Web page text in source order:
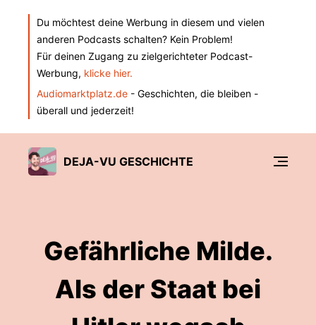
Du möchtest deine Werbung in diesem und vielen
anderen Podcasts schalten? Kein Problem!
Für deinen Zugang zu zielgerichteter Podcast-
Werbung, klicke hier.
Audiomarktplatz.de - Geschichten, die bleiben -
überall und jederzeit!
DEJA-VU GESCHICHTE
Gefährliche Milde.
Als der Staat bei